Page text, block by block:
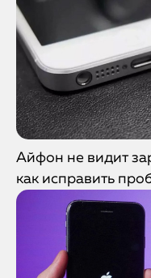
Айфон не видит
как исправить